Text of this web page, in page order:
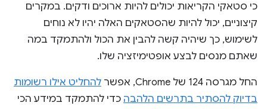
כי סטאקי הקריאות יכולים להיות ארוכים ודקים. במקרים
קיצוניים, יכול להיות שהסטאקים האלה יהיו לא נוחים
לשימוש, כך שיהיה קשה להבין את הכול ולהתמקד במה
שאתם מנסים לבצע אופטימיזציה שלו.
החל מגרסה 124 של Chrome, אפשר
להחליט אילו רשומות
בדיוק להסתיר בתרשים הלהבה כדי להתמקד במידע הכי